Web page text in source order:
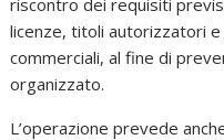
licenze, titoli autorizzatori
commerciali, al fine di
organizzato.
L’operazione prevede